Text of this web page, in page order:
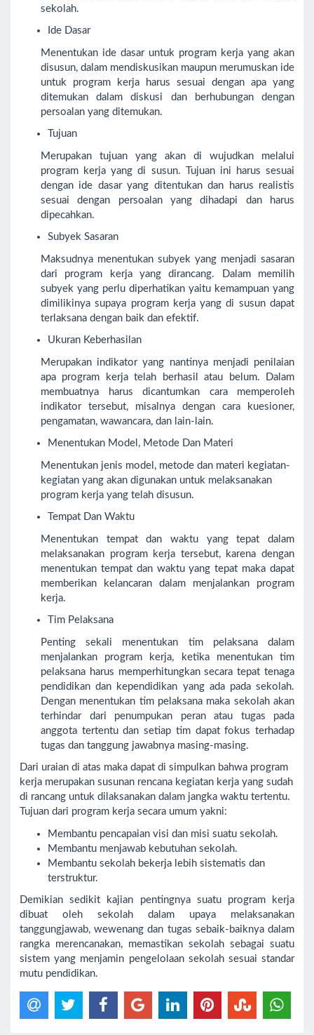
sekolah.
Ide Dasar
Menentukan ide dasar untuk program kerja yang akan
disusun, dalam mendiskusikan maupun merumuskan ide
untuk program kerja harus sesuai dengan apa yang
ditemukan dalam diskusi dan berhubungan dengan
persoalan yang ditemukan.
Tujuan
Merupakan tujuan yang akan di wujudkan melalui
program kerja yang di susun. Tujuan ini harus sesuai
dengan ide dasar yang ditentukan dan harus realistis
sesuai dengan persoalan yang dihadapi dan harus
dipecahkan.
Subyek Sasaran
Maksudnya menentukan subyek yang menjadi sasaran
dari program kerja yang dirancang. Dalam memilih
subyek yang perlu diperhatikan yaitu kemampuan yang
dimilikinya supaya program kerja yang di susun dapat
terlaksana dengan baik dan efektif.
Ukuran Keberhasilan
Merupakan indikator yang nantinya menjadi penilaian
apa program kerja telah berhasil atau belum. Dalam
membuatnya harus dicantumkan cara memperoleh
indikator tersebut, misalnya dengan cara kuesioner,
pengamatan, wawancara, dan lain-lain.
Menentukan Model, Metode Dan Materi
Menentukan jenis model, metode dan materi kegiatan-
kegiatan yang akan digunakan untuk melaksanakan
program kerja yang telah disusun.
Tempat Dan Waktu
Menentukan tempat dan waktu yang tepat dalam
melaksanakan program kerja tersebut, karena dengan
menentukan tempat dan waktu yang tepat maka dapat
memberikan kelancaran dalam menjalankan program
kerja.
Tim Pelaksana
Penting sekali menentukan tim pelaksana dalam
menjalankan program kerja, ketika menentukan tim
pelaksana harus memperhitungkan secara tepat tenaga
pendidikan dan kependidikan yang ada pada sekolah.
Dengan menentukan tim pelaksana maka sekolah akan
terhindar dari penumpukan peran atau tugas pada
anggota tertentu dan setiap tim dapat fokus terhadap
tugas dan tanggung jawabnya masing-masing.
Dari uraian di atas maka dapat di simpulkan bahwa program
kerja merupakan susunan rencana kegiatan kerja yang sudah
di rancang untuk dilaksanakan dalam jangka waktu tertentu.
Tujuan dari program kerja secara umum yakni:
Membantu pencapaian visi dan misi suatu sekolah.
Membantu menjawab kebutuhan sekolah.
Membantu sekolah bekerja lebih sistematis dan
terstruktur.
Demikian sedikit kajian pentingnya suatu program kerja
dibuat oleh sekolah dalam upaya melaksanakan
tanggungjawab, wewenang dan tugas sebaik-baiknya dalam
rangka merencanakan, memastikan sekolah sebagai suatu
sistem yang menjamin pengelolaan sekolah sesuai standar
mutu pendidikan.